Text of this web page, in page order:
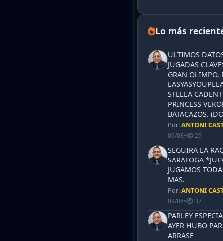
Lo más
ULTIMOS
JUGADAS
GRAN OLIMPO,
STELLA
PRINCESS
BATACAZOS.
Por:ANTONI
09/08• 29
SEGUIRA LA
SARATOGA
JUGAMOS
MAS.
Por:ANTONI
09/08• 37
PARLEY
AYER HUBO
ARRASE